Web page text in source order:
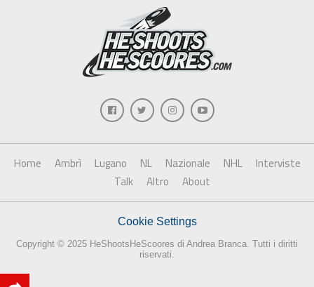
Home Ambrì Lugano NL Nazionale NHL
Interviste
Talk
Altro About
Cookie Settings
Copyright © 2025 HeShootsHeScoores di Andrea Branca. Tutti i diritti
riservati.